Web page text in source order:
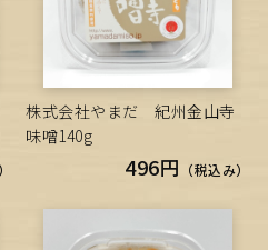
株式会社やまだ 紀州金山寺
味噌140g
496円 （税込み）